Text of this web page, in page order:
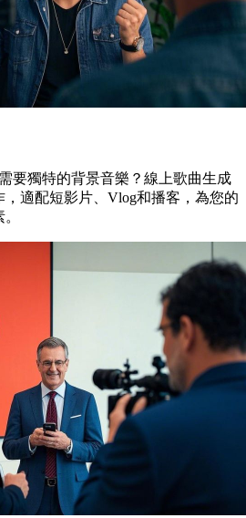
要獨特的背景音樂？線上歌曲生成
適配短影片、Vlog和播客，為您的